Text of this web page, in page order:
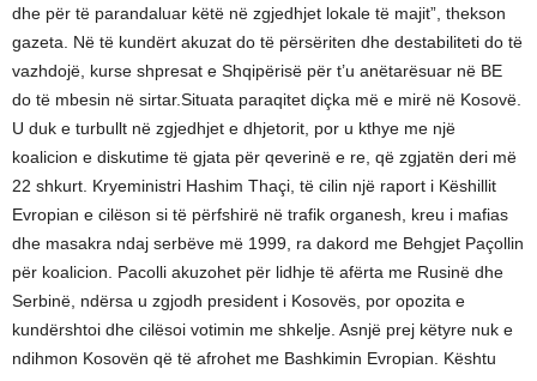
dhe për të parandaluar këtë në zgjedhjet lokale të majit”, thekson
gazeta. Në të kundërt akuzat do të përsëriten dhe destabiliteti do të
vazhdojë, kurse shpresat e Shqipërisë për t’u anëtarësuar në BE
do të mbesin në sirtar.Situata paraqitet diçka më e mirë në Kosovë.
U duk e turbullt në zgjedhjet e dhjetorit, por u kthye me një
koalicion e diskutime të gjata për qeverinë e re, që zgjatën deri më
22 shkurt. Kryeministri Hashim Thaçi, të cilin një raport i Këshillit
Evropian e cilëson si të përfshirë në trafik organesh, kreu i mafias
dhe masakra ndaj serbëve më 1999, ra dakord me Behgjet Paçollin
për koalicion. Pacolli akuzohet për lidhje të afërta me Rusinë dhe
Serbinë, ndërsa u zgjodh president i Kosovës, por opozita e
kundërshtoi dhe cilësoi votimin me shkelje. Asnjë prej këtyre nuk e
ndihmon Kosovën që të afrohet me Bashkimin Evropian. Kështu